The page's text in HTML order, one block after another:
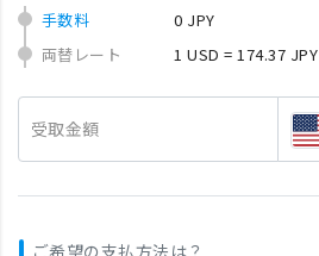
手数料
0 JPY
両替レート
1 USD = 174.37 JPY
受取金額
ご希望の支払方法は？